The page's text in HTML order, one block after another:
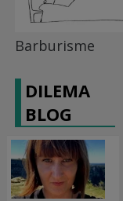
Barburisme
DILEMA
BLOG